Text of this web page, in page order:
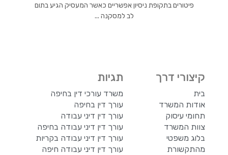
פיטורים בתקופת ניסיון אפשריים כאשר המעסיק הגיע בתום
לב למסקנה ...
קיצורי דרך
בית
אודות המשרד
תחומי עיסוק
צוות המשרד
בלוג משפטי
מהתקשורת
תגיות
משרד עורכי דין בחיפה
עורך דין בחיפה
עורך דין דיני עבודה
עורך דין דיני עבודה בחיפה
עורך דין דיני עבודה בקריות
עורך דין דיני עבודה חיפה